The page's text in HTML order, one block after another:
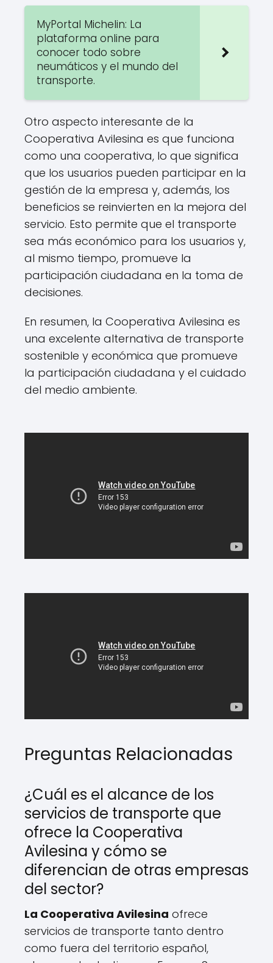
MyPortal Michelin: La
plataforma online para
conocer todo sobre
neumáticos y el mundo del
transporte.
Otro aspecto interesante de la
Cooperativa Avilesina es que funciona
como una cooperativa, lo que significa
que los usuarios pueden participar en la
gestión de la empresa y, además, los
beneficios se reinvierten en la mejora del
servicio. Esto permite que el transporte
sea más económico para los usuarios y,
al mismo tiempo, promueve la
participación ciudadana en la toma de
decisiones.
En resumen, la Cooperativa Avilesina es
una excelente alternativa de transporte
sostenible y económica que promueve
la participación ciudadana y el cuidado
del medio ambiente.
Preguntas Relacionadas
¿Cuál es el alcance de los
servicios de transporte que
ofrece la Cooperativa
Avilesina y cómo se
diferencian de otras empresas
del sector?
La Cooperativa Avilesina ofrece
servicios de transporte tanto dentro
como fuera del territorio español,